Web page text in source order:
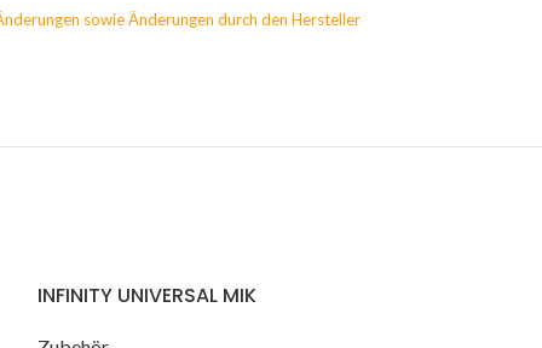
sowie Änderungen durch den Hersteller
INFINITY UNIVERSAL MIK